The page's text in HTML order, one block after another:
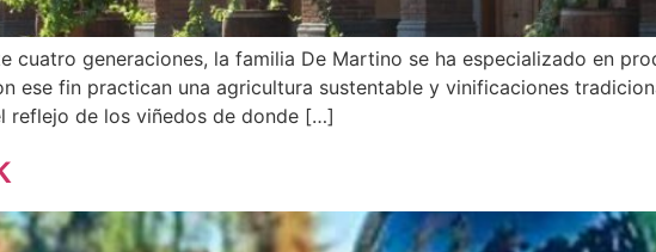
cuatro generaciones, la familia De Martino se ha especializado en
ese fin practican una agricultura sustentable y vinificaciones
reflejo de los viñedos de donde […]